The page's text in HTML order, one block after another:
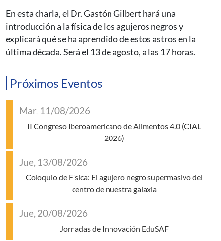
En esta charla, el Dr. Gastón Gilbert hará una
introducción a la física de los agujeros negros y
explicará qué se ha aprendido de estos astros en la
última década. Será el 13 de agosto, a las 17 horas.
Próximos Eventos
Mar, 11/08/2026
II Congreso Iberoamericano de Alimentos 4.0 (CIAL
2026)
Jue, 13/08/2026
Coloquio de Física: El agujero negro supermasivo del
centro de nuestra galaxia
Jue, 20/08/2026
Jornadas de Innovación EduSAF